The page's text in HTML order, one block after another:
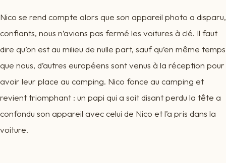
Nico se rend compte alors que son appareil photo a disparu,
confiants, nous n’avions pas fermé les voitures à clé. Il faut
dire qu’on est au milieu de nulle part, sauf qu’en même temps
que nous, d’autres européens sont venus à la réception pour
avoir leur place au camping. Nico fonce au camping et
revient triomphant : un papi qui a soit disant perdu la tête a
confondu son appareil avec celui de Nico et l’a pris dans la
voiture.